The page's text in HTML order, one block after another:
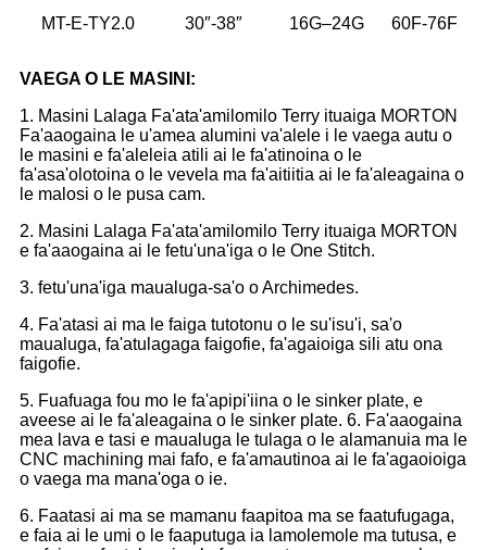
MT-E-TY2.0 30″-38″ 16G–24G 60F-76F
VAEGA O LE MASINI:
1. Masini Lalaga Fa'ata'amilomilo Terry ituaiga MORTON
Fa'aaogaina le u'amea alumini va'alele i le vaega autu o
le masini e fa'aleleia atili ai le fa'atinoina o le
fa'asa'olotoina o le vevela ma fa'aitiitia ai le fa'aleagaina o
le malosi o le pusa cam.
2. Masini Lalaga Fa'ata'amilomilo Terry ituaiga MORTON
e fa'aaogaina ai le fetu'una'iga o le One Stitch.
3. fetu'una'iga maualuga-sa'o o Archimedes.
4. Fa'atasi ai ma le faiga tutotonu o le su'isu'i, sa'o
maualuga, fa'atulagaga faigofie, fa'agaioiga sili atu ona
faigofie.
5. Fuafuaga fou mo le fa'apipi'iina o le sinker plate, e
aveese ai le fa'aleagaina o le sinker plate. 6. Fa'aaogaina
mea lava e tasi e maualuga le tulaga o le alamanuia ma le
CNC machining mai fafo, e fa'amautinoa ai le fa'agaoioiga
o vaega ma mana'oga o ie.
6. Faatasi ai ma se mamanu faapitoa ma se faatufugaga,
e faia ai le umi o le faaputuga ia lamolemole ma tutusa, e